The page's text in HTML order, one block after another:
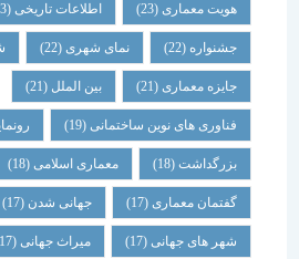
هویت معماری (23) اطلاعات تاریخی(23)
جشنواره(22) نمای شهری(22) شهر های
جایزه معماری (21) بین الملل(21)
فناوری های نوین ساختمانی(19) رونمایی از
بزرگداشت (18) معماری اسلامی(18)
گفتمان معماری (17) جهانی شدن(17)
شهر های جهانی(17) میراث جهانی(17)